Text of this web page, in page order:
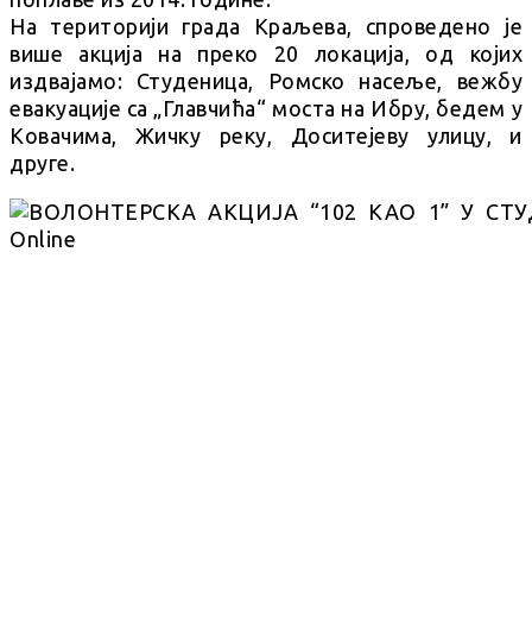
На територији града Краљева, спроведено је
више акција на преко 20 локација, од којих
издвајамо: Студеница, Ромско насеље, вежбу
евакуације са „Главчића“ моста на Ибру, бедем у
Ковачима, Жичку реку, Доситејеву улицу, и
друге.